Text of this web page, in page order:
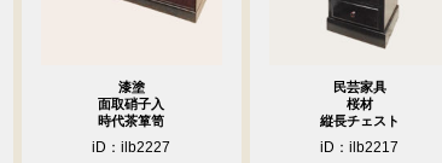
漆塗
面取硝子入
時代茶箪笥
iD：ilb2227
民芸家具
桜材
縦長チェスト
iD：ilb2217